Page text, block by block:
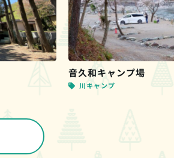
音久和キャンプ場
川キャンプ